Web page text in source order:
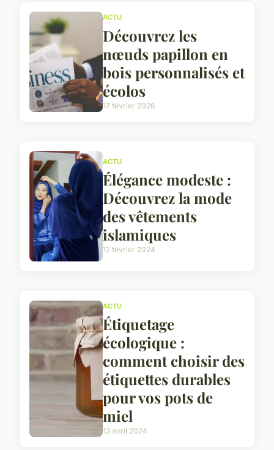
ACTU
Découvrez les
nœuds papillon en
bois personnalisés et
écolos
17 février 2026
ACTU
Élégance modeste :
Découvrez la mode
des vêtements
islamiques
12 février 2024
ACTU
Étiquetage
écologique :
comment choisir des
étiquettes durables
pour vos pots de
miel
13 avril 2024